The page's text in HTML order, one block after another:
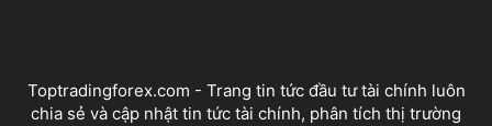
Toptradingforex.com - Trang tin tức đầu tư tài chính luôn
chia sẻ và cập nhật tin tức tài chính, phân tích thị trường